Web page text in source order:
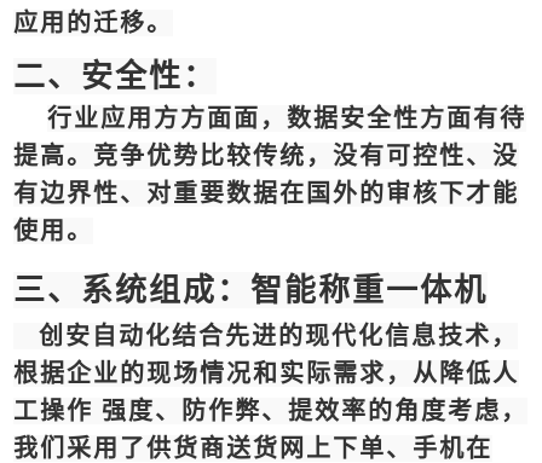
应用的迁移。
二、安全性：
行业应用方方面面，数据安全性方面有待
提高。竞争优势比较传统，没有可控性、没
有边界性、对重要数据在国外的审核下才能
使用。
三、系统组成：智能称重一体机
创安自动化结合先进的现代化信息技术，
根据企业的现场情况和实际需求，从降低人
工操作 强度、防作弊、提效率的角度考虑，
我们采用了供货商送货网上下单、手机在